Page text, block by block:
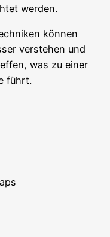
werden.
kön­nen
ver­ste­hen und
was zu einer
führt.